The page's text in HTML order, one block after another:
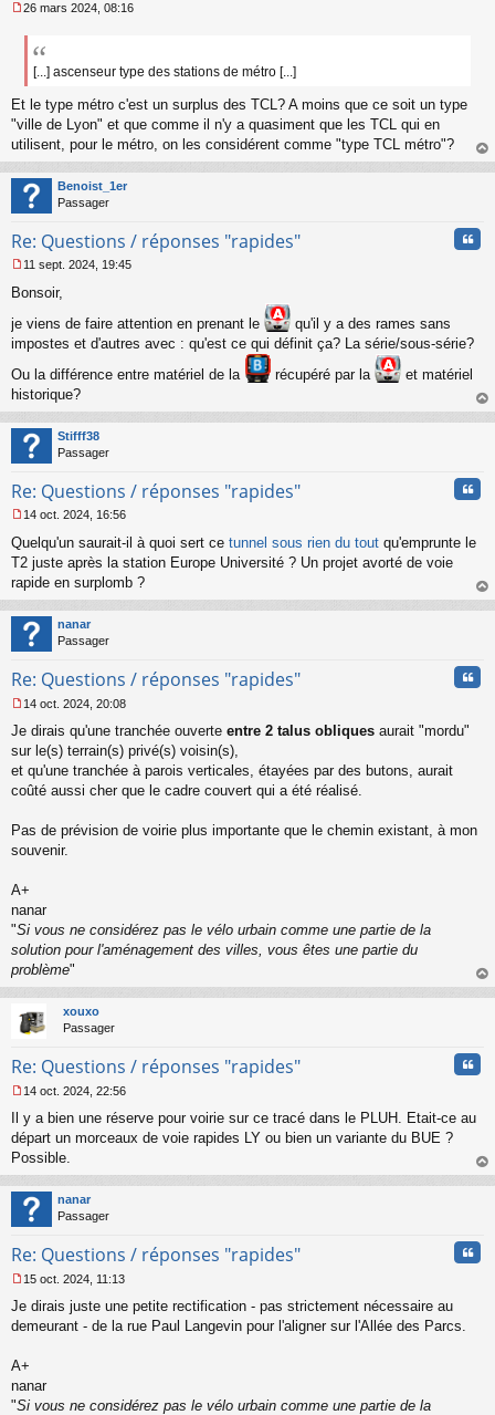
e
a
g
e
n
o
l
u
26 mars 2024, 08:16
[...] ascenseur type des stations de métro [...]
Et le type métro c'est un surplus des TCL? A moins que ce soit un type
"ville de Lyon" et que comme il n'y a quasiment que les TCL qui en
utilisent, pour le métro, on les considérent comme "type TCL métro"?
au
Benoist_1er
Passager
Re: Questions / réponses "rapides"
e
s
a
e
n
o
n
l
u
11 sept. 2024, 19:45
Bonsoir,
je viens de faire attention en prenant le
qu'il y a des rames sans
impostes et d'autres avec : qu'est ce qui définit ça? La série/sous-série?
Ou la différence entre matériel de la
récupéré par la
et matériel
historique?
au
Stifff38
Passager
Re: Questions / réponses "rapides"
e
s
s
a
g
e
n
n
u
14 oct. 2024, 16:56
Quelqu'un saurait-il à quoi sert ce tunnel sous rien du tout qu'emprunte le
T2 juste après la station Europe Université ? Un projet avorté de voie
rapide en surplomb ?
au
nanar
Passager
Re: Questions / réponses "rapides"
e
s
s
a
g
n
o
u
14 oct. 2024, 20:08
Je dirais qu'une tranchée ouverte entre 2 talus obliques aurait "mordu"
sur le(s) terrain(s) privé(s) voisin(s),
et qu'une tranchée à parois verticales, étayées par des butons, aurait
coûté aussi cher que le cadre couvert qui a été réalisé.
Pas de prévision de voirie plus importante que le chemin existant, à mon
souvenir.
A+
nanar
"Si vous ne considérez pas le vélo urbain comme une partie de la
solution pour l'aménagement des villes, vous êtes une partie du
problème"
au
xouxo
Passager
Re: Questions / réponses "rapides"
e
s
s
g
e
n
n
u
14 oct. 2024, 22:56
Il y a bien une réserve pour voirie sur ce tracé dans le PLUH. Etait-ce au
départ un morceaux de voie rapides LY ou bien un variante du BUE ?
Possible.
au
nanar
Passager
Re: Questions / réponses "rapides"
e
s
g
e
n
15 oct. 2024, 11:13
Je dirais juste une petite rectification - pas strictement nécessaire au
demeurant - de la rue Paul Langevin pour l'aligner sur l'Allée des Parcs.
A+
nanar
"Si vous ne considérez pas le vélo urbain comme une partie de la